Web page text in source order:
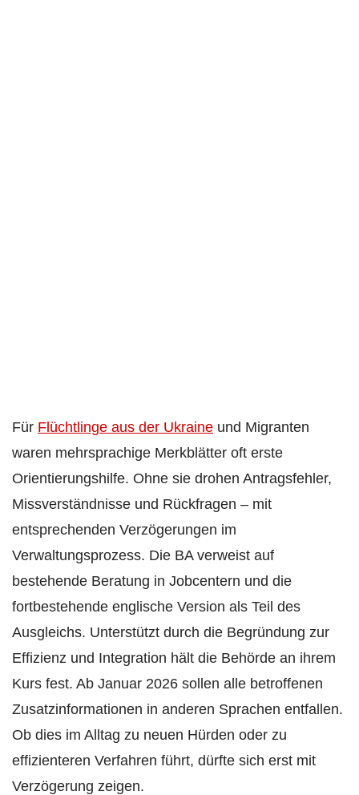
Für Flüchtlinge aus der Ukraine und Migranten
waren mehrsprachige Merkblätter oft erste
Orientierungshilfe. Ohne sie drohen Antragsfehler,
Missverständnisse und Rückfragen – mit
entsprechenden Verzögerungen im
Verwaltungsprozess. Die BA verweist auf
bestehende Beratung in Jobcentern und die
fortbestehende englische Version als Teil des
Ausgleichs. Unterstützt durch die Begründung zur
Effizienz und Integration hält die Behörde an ihrem
Kurs fest. Ab Januar 2026 sollen alle betroffenen
Zusatzinformationen in anderen Sprachen entfallen.
Ob dies im Alltag zu neuen Hürden oder zu
effizienteren Verfahren führt, dürfte sich erst mit
Verzögerung zeigen.